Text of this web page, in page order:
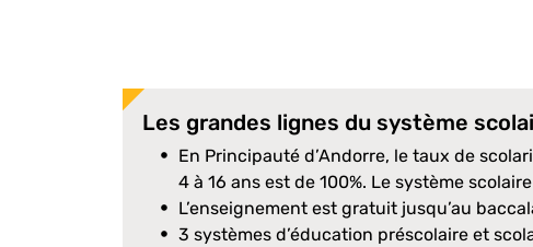
Les grandes lignes du système
En Principauté d’Andorre, le taux de
4 à 16 ans est de 100%. Le système
L’enseignement est gratuit jusqu’au
3 systèmes d’éducation préscolaire et